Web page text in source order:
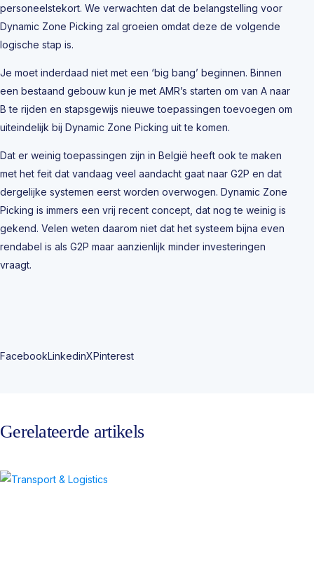
personeelstekort. We verwachten dat de belangstelling voor
Dynamic Zone Picking zal groeien omdat deze de volgende
logische stap is.
Je moet inderdaad niet met een ‘big bang’ beginnen. Binnen
een bestaand gebouw kun je met AMR’s starten om van A naar
B te rijden en stapsgewijs nieuwe toepassingen toevoegen om
uiteindelijk bij Dynamic Zone Picking uit te komen.
Dat er weinig toepassingen zijn in België heeft ook te maken
met het feit dat vandaag veel aandacht gaat naar G2P en dat
dergelijke systemen eerst worden overwogen. Dynamic Zone
Picking is immers een vrij recent concept, dat nog te weinig is
gekend. Velen weten daarom niet dat het systeem bijna even
rendabel is als G2P maar aanzienlijk minder investeringen
vraagt.
FacebookLinkedinXPinterest
Gerelateerde artikels